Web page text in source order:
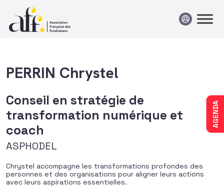
AGENDA
PERRIN Chrystel
Conseil en stratégie de
transformation numérique et
coach
ASPHODEL
Chrystel accompagne les transformations profondes des
personnes et des organisations pour aligner leurs actions
avec leurs aspirations essentielles.